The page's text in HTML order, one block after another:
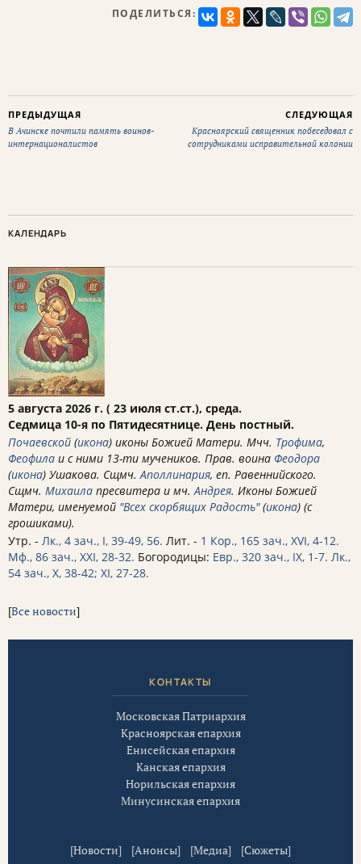
ПОДЕЛИТЬСЯ:
ПРЕДЫДУЩАЯ
В Ачинске почтили память воинов-
интернационалистов
СЛЕДУЮЩАЯ
Красноярский священник побеседовал с
сотрудниками исправительной колонии
КАЛЕНДАРЬ
5 августа 2026 г. ( 23 июля ст.ст.), среда.
Седмица 10-я по Пятидесятнице. День постный.
Почаевской (икона) иконы Божией Матери. Мчч. Трофима,
Феофила и с ними 13-ти мучеников. Прав. воина Феодора
(икона) Ушакова. Сщмч. Аполлинария, еп. Равеннийского.
Сщмч. Михаила пресвитера и мч. Андрея. Иконы Божией
Матери, именуемой "Всех скорбящих Радость"(икона) (с
грошиками).
Утр. - Лк., 4 зач., I, 39-49, 56. Лит. - 1 Кор., 165 зач., XVI, 4-12.
Мф., 86 зач., XXI, 28-32. Богородицы: Евр., 320 зач., IX, 1-7. Лк.,
54 зач., X, 38-42; XI, 27-28.
[Все новости]
КОНТАКТЫ
Московская Патриархия
Красноярская епархия
Енисейская епархия
Канская епархия
Норильская епархия
Минусинская епархия
[Новости] [Анонсы] [Медиа] [Сюжеты]